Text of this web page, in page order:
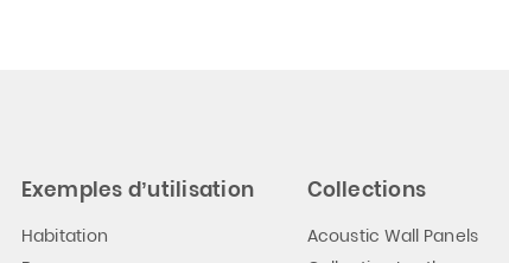
Exemples d’utilisation
Habitation
Collections
Acoustic Wall Panels